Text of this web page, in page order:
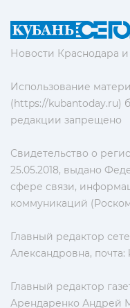
Новости Краснодара
Использование
(https://kubantoday.ru)
редакции запрещено
Свидетельство о
25.05.2018, выдано
сфере связи,
коммуникаций
Главный редактор
Александровна, почта:
Главный редактор
Арендаренко Андрей